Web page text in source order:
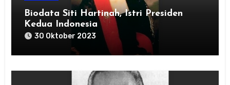
Biodata Siti Hartinah, Istri Presiden
Kedua Indonesia
30 Oktober 2023